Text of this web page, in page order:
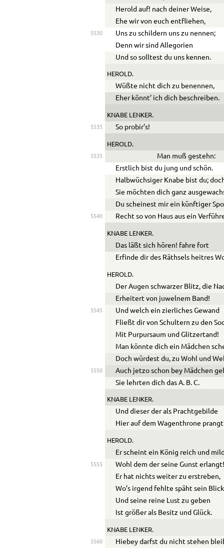
Herold auf! nach deiner Weise,
Ehe wir von euch entfliehen,
5530
Uns zu schildern uns zu nennen;
Denn wir sind Allegorien
Und so solltest du uns kennen.
HEROLD.
Wüßte nicht dich zu benennen,
Eher könnt’ ich dich beschreiben.
KNABE LENKER.
5535 So probir’s!
HEROLD.
5535
Man muß gestehn:
Erstlich bist du jung und schön.
Halbwüchsiger Knabe bist du;
Sie möchten dich ganz
Du scheinest mir ein künftiger
5540 Recht so von Haus aus ein
KNABE LENKER.
Das läßt sich hören! fahre fort
Erfinde dir des Räthsels heitres
HEROLD.
Der Augen schwarzer Blitz, die
Erheitert von juwelnem Band!
5545
Und welch ein zierliches Gewand
Fließt dir von Schultern zu den
Mit Purpursaum und Glitzertand!
Man könnte dich ein Mädchen
Doch würdest du, zu Wohl und
5550
Auch jetzo schon bey Mädchen
Sie lehrten dich das A. B. C.
KNABE LENKER.
Und dieser der als Prachtgebilde
Hier auf dem Wagenthrone
HEROLD.
Er scheint ein König reich und
5555
Wohl dem der seine Gunst
Er hat nichts weiter zu erstreben,
Wo’s irgend fehlte späht sein
Und seine reine Lust zu geben
Ist größer als Besitz und Glück.
KNABE LENKER.
5560
Hiebey darfst du nicht stehen